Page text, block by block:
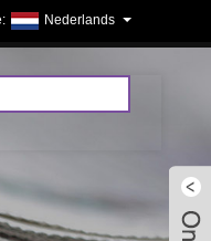
Nederlands